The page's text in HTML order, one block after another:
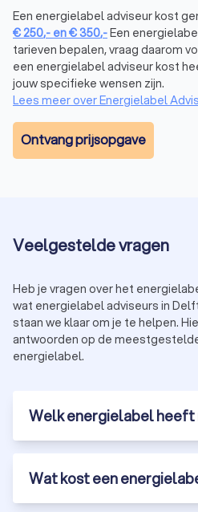
Een energielabel adviseur kost
€250,- en€350,-Een
tarieven bepalen, vraag daarom
een energielabel adviseur kost
jouw specifieke wensen zijn.
Lees meer over Energielabel
Ontvang prijsopgave
Veelgestelde vragen
Heb je vragen over het
wat energielabel adviseurs in
staan we klaar om je te helpen.
antwoorden op de
energielabel.
Welk energielabel heeft
Wat kost een